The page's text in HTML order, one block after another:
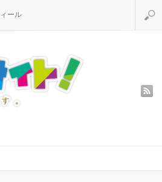
ール